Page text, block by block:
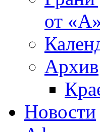
от
Архив
Новости